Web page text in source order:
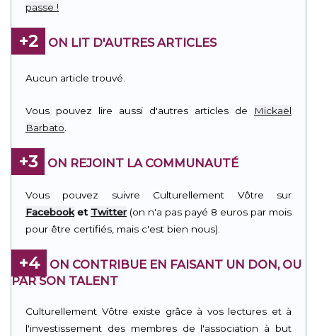
passe !
+2 ON LIT D'AUTRES ARTICLES
Aucun article trouvé.
Vous pouvez lire aussi d'autres articles de
Mickaël
Barbato
+3 ON REJOINT LA COMMUNAUTÉ
Vous pouvez suivre Culturellement Vôtre sur
Facebooket Twitter(on n'a pas payé 8 euros par mois
pour être certifiés, mais c'est bien nous).
+4
ON CONTRIBUE EN FAISANT UN DON, OU
PAR SON TALENT
Culturellement Vôtre existe grâce à vos lectures et à
l'investissement des membres de l'association à but